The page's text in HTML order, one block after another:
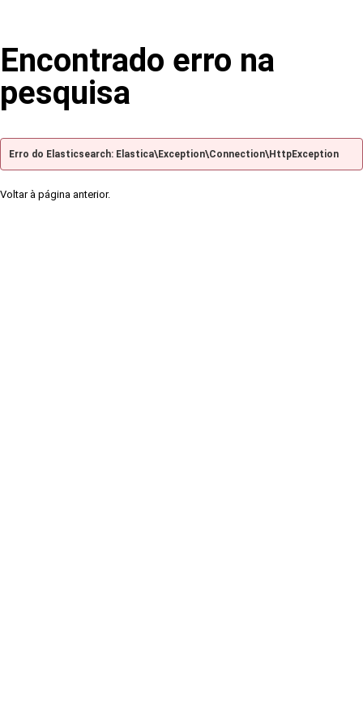
Encontrado erro na
pesquisa
Erro do Elasticsearch: Elastica\Exception\Connection\HttpException
Voltar à página anterior.